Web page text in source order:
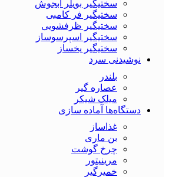
سختیگیر بویلر آبجوش
سختیگیر فر کامبی
سختیگیر ظرفشویی
سختیگیر اسپرسوساز
سختیگیر یخساز
نوشیدنی سرد
بلندر
عصاره گیر
میلک شیکر
دستگاه‌ها آماده سازی
غذاساز
بن ماری
چرخ گوشت
مرینیتور
خمیرگیر